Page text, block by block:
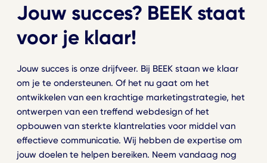
Jouw succes? BEEK staat
voor je klaar!
Jouw succes is onze drijfveer. Bij BEEK staan we klaar
om je te ondersteunen. Of het nu gaat om het
ontwikkelen van een krachtige marketingstrategie, het
ontwerpen van een treffend webdesign of het
opbouwen van sterkte klantrelaties voor middel van
effectieve communicatie. Wij hebben de expertise om
jouw doelen te helpen bereiken. Neem vandaag nog